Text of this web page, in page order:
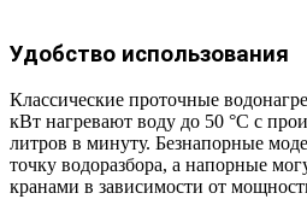
Удобство использования
Классические проточные
кВт нагревают воду до 50 °С с
литров в минуту. Безнапорные
точку водоразбора, а напорные
кранами в зависимости от